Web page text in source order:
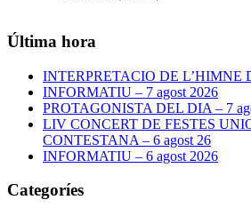
Última hora
INTERPRETACIO DE L’HIMNE
INFORMATIU – 7 agost 2026
PROTAGONISTA DEL DIA – 7
LIV CONCERT DE FESTES
CONTESTANA – 6 agost 26
INFORMATIU – 6 agost 2026
Categoríes